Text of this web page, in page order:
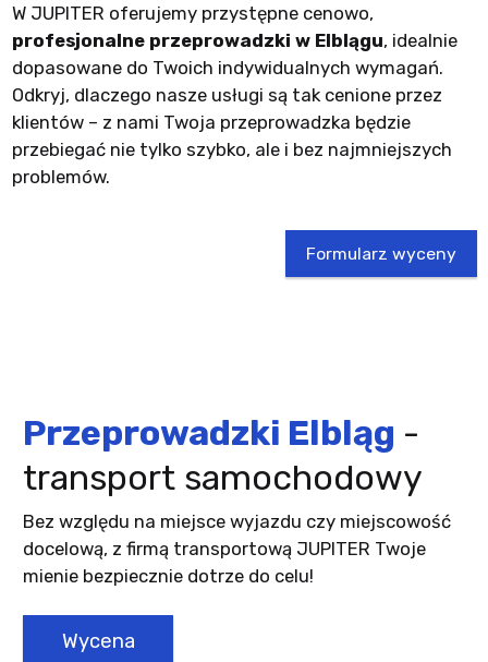
W JUPITER oferujemy przystępne cenowo,
profesjonalne przeprowadzki w Elblągu, idealnie
dopasowane do Twoich indywidualnych wymagań.
Odkryj, dlaczego nasze usługi są tak cenione przez
klientów – z nami Twoja przeprowadzka będzie
przebiegać nie tylko szybko, ale i bez najmniejszych
problemów.
Formularz wyceny
Przeprowadzki Elbląg -
transport samochodowy
Bez względu na miejsce wyjazdu czy miejscowość
docelową, z firmą transportową JUPITER Twoje
mienie bezpiecznie dotrze do celu!
Wycena